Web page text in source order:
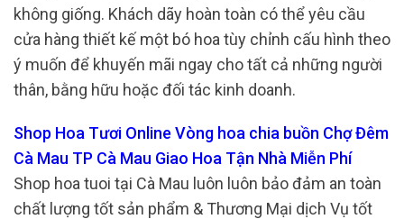
không giống. Khách dãy hoàn toàn có thể yêu cầu
cửa hàng thiết kế một bó hoa tùy chỉnh cấu hình theo
ý muốn để khuyến mãi ngay cho tất cả những người
thân, bằng hữu hoặc đối tác kinh doanh.
Shop Hoa Tươi Online Vòng hoa chia buồn Chợ Đêm
Cà Mau TP Cà Mau Giao Hoa Tận Nhà Miễn Phí
Shop hoa tuoi tại Cà Mau luôn luôn bảo đảm an toàn
chất lượng tốt sản phẩm & Thương Mại dịch Vụ tốt